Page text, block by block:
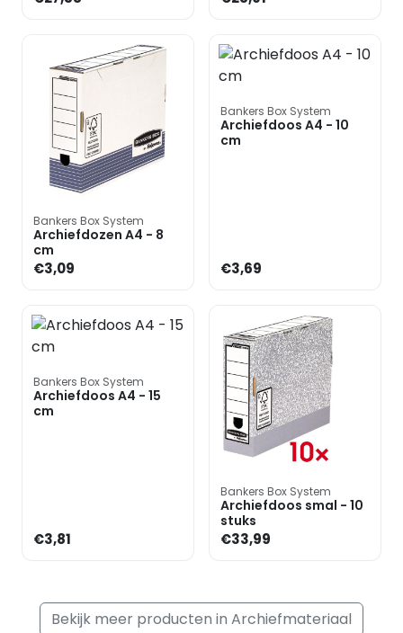
Bankers Box System
Archiefdozen A4 - 8
cm
€3,09
Bankers Box System
Archiefdoos A4 - 10
cm
€3,69
Bankers Box System
Archiefdoos A4 - 15
cm
€3,81
Bankers Box System
Archiefdoos smal - 10
stuks
€33,99
Bekijk meer producten in Archiefmateriaal